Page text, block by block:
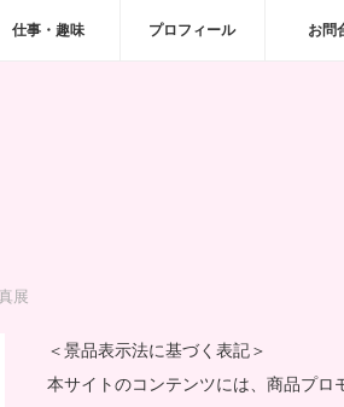
仕事・趣味 プロフィール お問
展
＜景品表示法に基づく表記＞
本サイトのコンテンツには、商品プロ